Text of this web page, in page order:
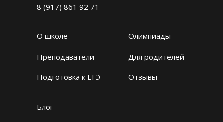
О школе
Преподаватели
Подготовка к ЕГЭ
Олимпиады
Для родителей
Отзывы
Блог
8 (917) 861 92 71